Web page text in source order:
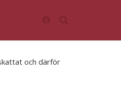
och därför